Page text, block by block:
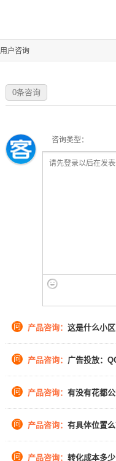
用户咨询
0条咨询
咨询类型：
问 产品咨询： 这是什么小区
问 产品咨询： 广告投放：
问 产品咨询： 有没有花都
问 产品咨询： 有具体位置
问 产品咨询： 转化成本多